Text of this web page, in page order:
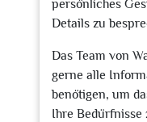
persönliches
Details zu
Das Team von
gerne alle
benötigen, um
Ihre Bedürfnisse